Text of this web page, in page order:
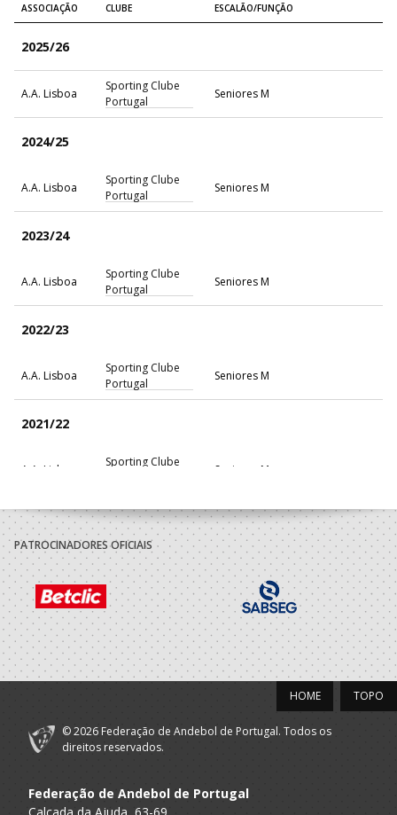
ASSOCIAÇÃO CLUBE ESCALÃO/FUNÇÃO
2025/26
A.A. Lisboa
Sporting Clube
Portugal
Seniores M
2024/25
A.A. Lisboa
Sporting Clube
Portugal
Seniores M
2023/24
A.A. Lisboa
Sporting Clube
Portugal
Seniores M
2022/23
A.A. Lisboa
Sporting Clube
Portugal
Seniores M
2021/22
A.A. Lisboa
Sporting Clube
Seniores M
PATROCINADORES OFICIAIS
TOPO
HOME
© 2026 Federação de Andebol de Portugal. Todos os
direitos reservados.
Federação de Andebol de Portugal